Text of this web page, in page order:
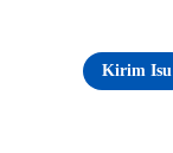
Kirim Isu